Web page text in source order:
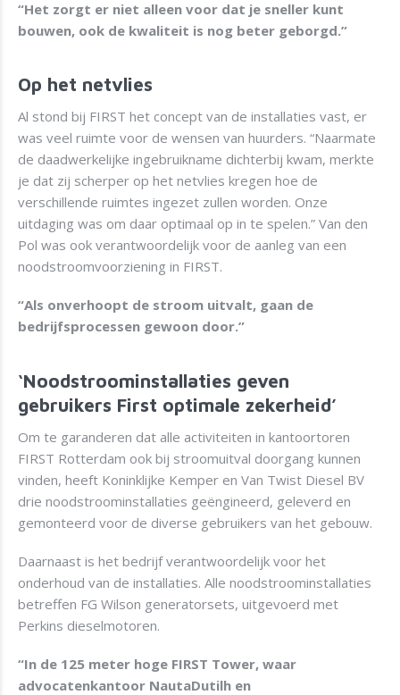
“Het zorgt er niet alleen voor dat je sneller kunt
bouwen, ook de kwaliteit is nog beter geborgd.”
Op het netvlies
Al stond bij FIRST het concept van de installaties vast, er
was veel ruimte voor de wensen van huurders. “Naarmate
de daadwerkelijke ingebruikname dichterbij kwam, merkte
je dat zij scherper op het netvlies kregen hoe de
verschillende ruimtes ingezet zullen worden. Onze
uitdaging was om daar optimaal op in te spelen.” Van den
Pol was ook verantwoordelijk voor de aanleg van een
noodstroomvoorziening in FIRST.
“Als onverhoopt de stroom uitvalt, gaan de
bedrijfsprocessen gewoon door.”
‘Noodstroominstallaties geven
gebruikers First optimale zekerheid’
Om te garanderen dat alle activiteiten in kantoortoren
FIRST Rotterdam ook bij stroomuitval doorgang kunnen
vinden, heeft Koninklijke Kemper en Van Twist Diesel BV
drie noodstroominstallaties geëngineerd, geleverd en
gemonteerd voor de diverse gebruikers van het gebouw.
Daarnaast is het bedrijf verantwoordelijk voor het
onderhoud van de installaties. Alle noodstroominstallaties
betreffen FG Wilson generatorsets, uitgevoerd met
Perkins dieselmotoren.
“In de 125 meter hoge FIRST Tower, waar
advocatenkantoor NautaDutilh en